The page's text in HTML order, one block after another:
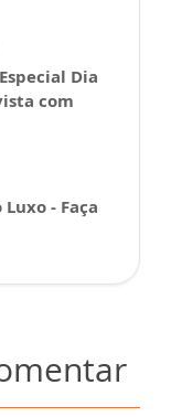
Dia
com
- Faça